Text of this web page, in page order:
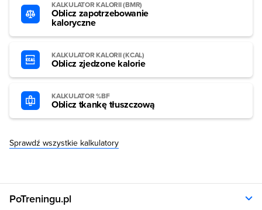
KALKULATOR KALORII (BMR)
Oblicz zapotrzebowanie
kaloryczne
KALKULATOR KALORII (KCAL)
Oblicz zjedzone kalorie
KALKULATOR %BF
Oblicz tkankę tłuszczową
Sprawdź wszystkie kalkulatory
PoTreningu.pl